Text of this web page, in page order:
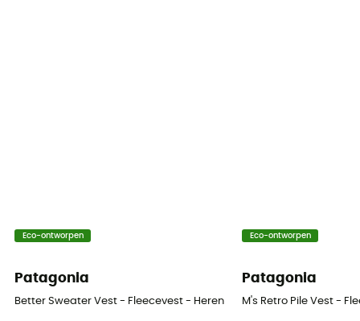
Eco-ontworpen
Patagonia
Better Sweater Vest - Fleecevest - Heren
Eco-ontworpen
Patagonia
M's Retro Pile Vest -